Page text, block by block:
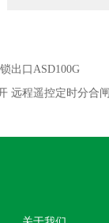
出口ASD100G
远程遥控定时分合闸